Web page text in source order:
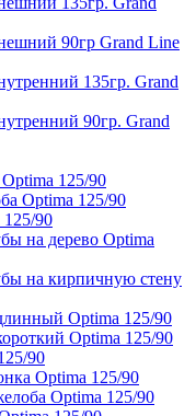
90гр Grand Line
135гр. Grand
90гр. Grand
125/90
Optima 125/90
90
на дерево Optima
на кирпичную стену
Optima 125/90
Optima 125/90
90
Optima 125/90
Optima 125/90